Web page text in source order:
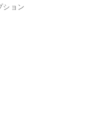
ション